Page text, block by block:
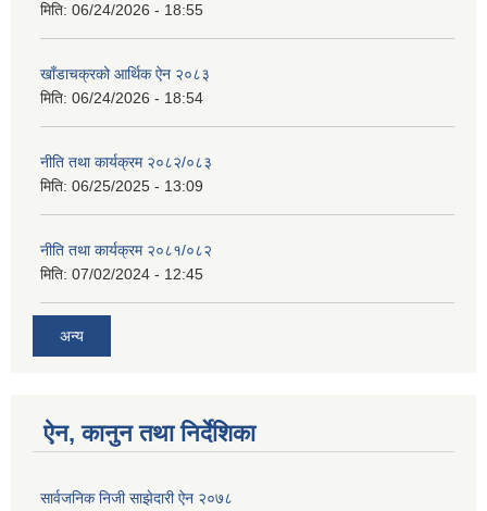
मिति: 06/24/2026 - 18:55
खाँडाचक्रको आर्थिक ऐन २०८३
मिति: 06/24/2026 - 18:54
नीति तथा कार्यक्रम २०८२/०८३
मिति: 06/25/2025 - 13:09
नीति तथा कार्यक्रम २०८१/०८२
मिति: 07/02/2024 - 12:45
अन्य
ऐन, कानुन तथा निर्देशिका
सार्वजनिक निजी साझेदारी ऐन २०७८